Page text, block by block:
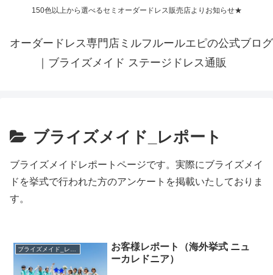
150色以上から選べるセミオーダードレス販売店よりお知らせ★
オーダードレス専門店ミルフルールエピの公式ブログ
｜ブライズメイド ステージドレス通販
ブライズメイド_レポート
ブライズメイドレポートページです。実際にブライズメイ
ドを挙式で行われた方のアンケートを掲載いたしておりま
す。
お客様レポート（海外挙式 ニュ
ーカレドニア）